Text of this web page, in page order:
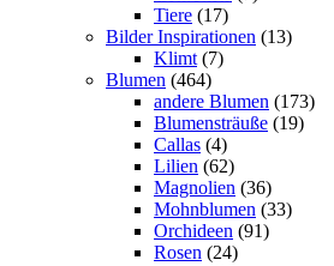
Tiere (17)
Bilder Inspirationen (13)
Klimt (7)
Blumen (464)
andere Blumen (173)
Blumensträuße (19)
Callas (4)
Lilien (62)
Magnolien (36)
Mohnblumen (33)
Orchideen (91)
Rosen (24)